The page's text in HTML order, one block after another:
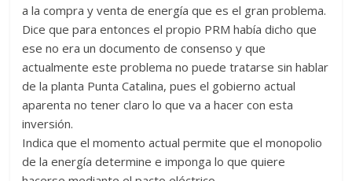
a la compra y venta de energía que es el gran problema.
Dice que para entonces el propio PRM había dicho que
ese no era un documento de consenso y que
actualmente este problema no puede tratarse sin hablar
de la planta Punta Catalina, pues el gobierno actual
aparenta no tener claro lo que va a hacer con esta
inversión.
Indica que el momento actual permite que el monopolio
de la energía determine e imponga lo que quiere